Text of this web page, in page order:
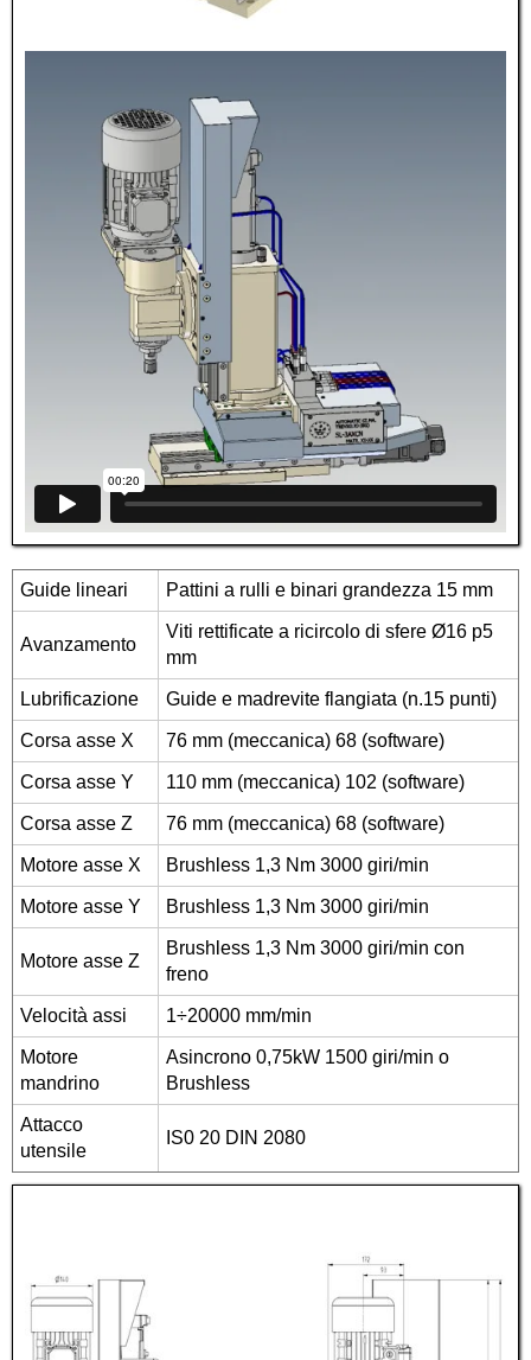
Guide lineari Pattini a rulli e binari grandezza 15 mm
Avanzamento
Viti rettificate a ricircolo di sfere Ø16 p5
mm
Lubrificazione Guide e madrevite flangiata (n.15 punti)
Corsa asse X 76 mm (meccanica) 68 (software)
Corsa asse Y 110 mm (meccanica) 102 (software)
Corsa asse Z 76 mm (meccanica) 68 (software)
Motore asse X Brushless 1,3 Nm 3000 giri/min
Motore asse Y Brushless 1,3 Nm 3000 giri/min
Motore asse Z
Brushless 1,3 Nm 3000 giri/min con
freno
Velocità assi 1÷20000 mm/min
Motore
mandrino
Asincrono 0,75kW 1500 giri/min o
Brushless
Attacco
utensile
IS0 20 DIN 2080